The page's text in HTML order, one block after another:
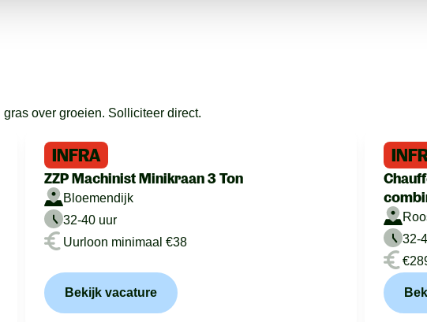
over groeien. Solliciteer direct.
INFRA
ZZP Machinist Minikraan 3 Ton
Bloemendijk
32-40 uur
Uurloon minimaal €38
Bekijk vacature
32-